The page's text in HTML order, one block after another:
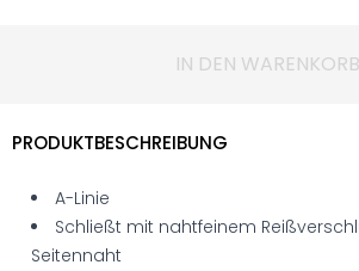
IN DEN WARENKORB
PRODUKTBESCHREIBUNG
A-Linie
Schließt mit nahtfeinem
Seitennaht